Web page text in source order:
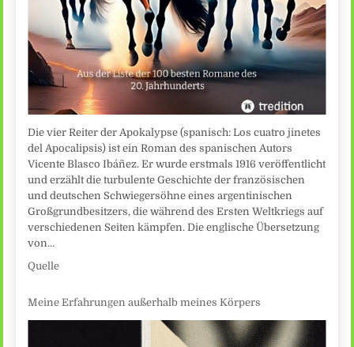
Die vier Reiter der Apokalypse (spanisch: Los cuatro jinetes
del Apocalipsis) ist ein Roman des spanischen Autors
Vicente Blasco Ibáñez. Er wurde erstmals 1916 veröffentlicht
und erzählt die turbulente Geschichte der französischen
und deutschen Schwiegersöhne eines argentinischen
Großgrundbesitzers, die während des Ersten Weltkriegs auf
verschiedenen Seiten kämpfen. Die englische Übersetzung
von…
Quelle
Meine Erfahrungen außerhalb meines Körpers